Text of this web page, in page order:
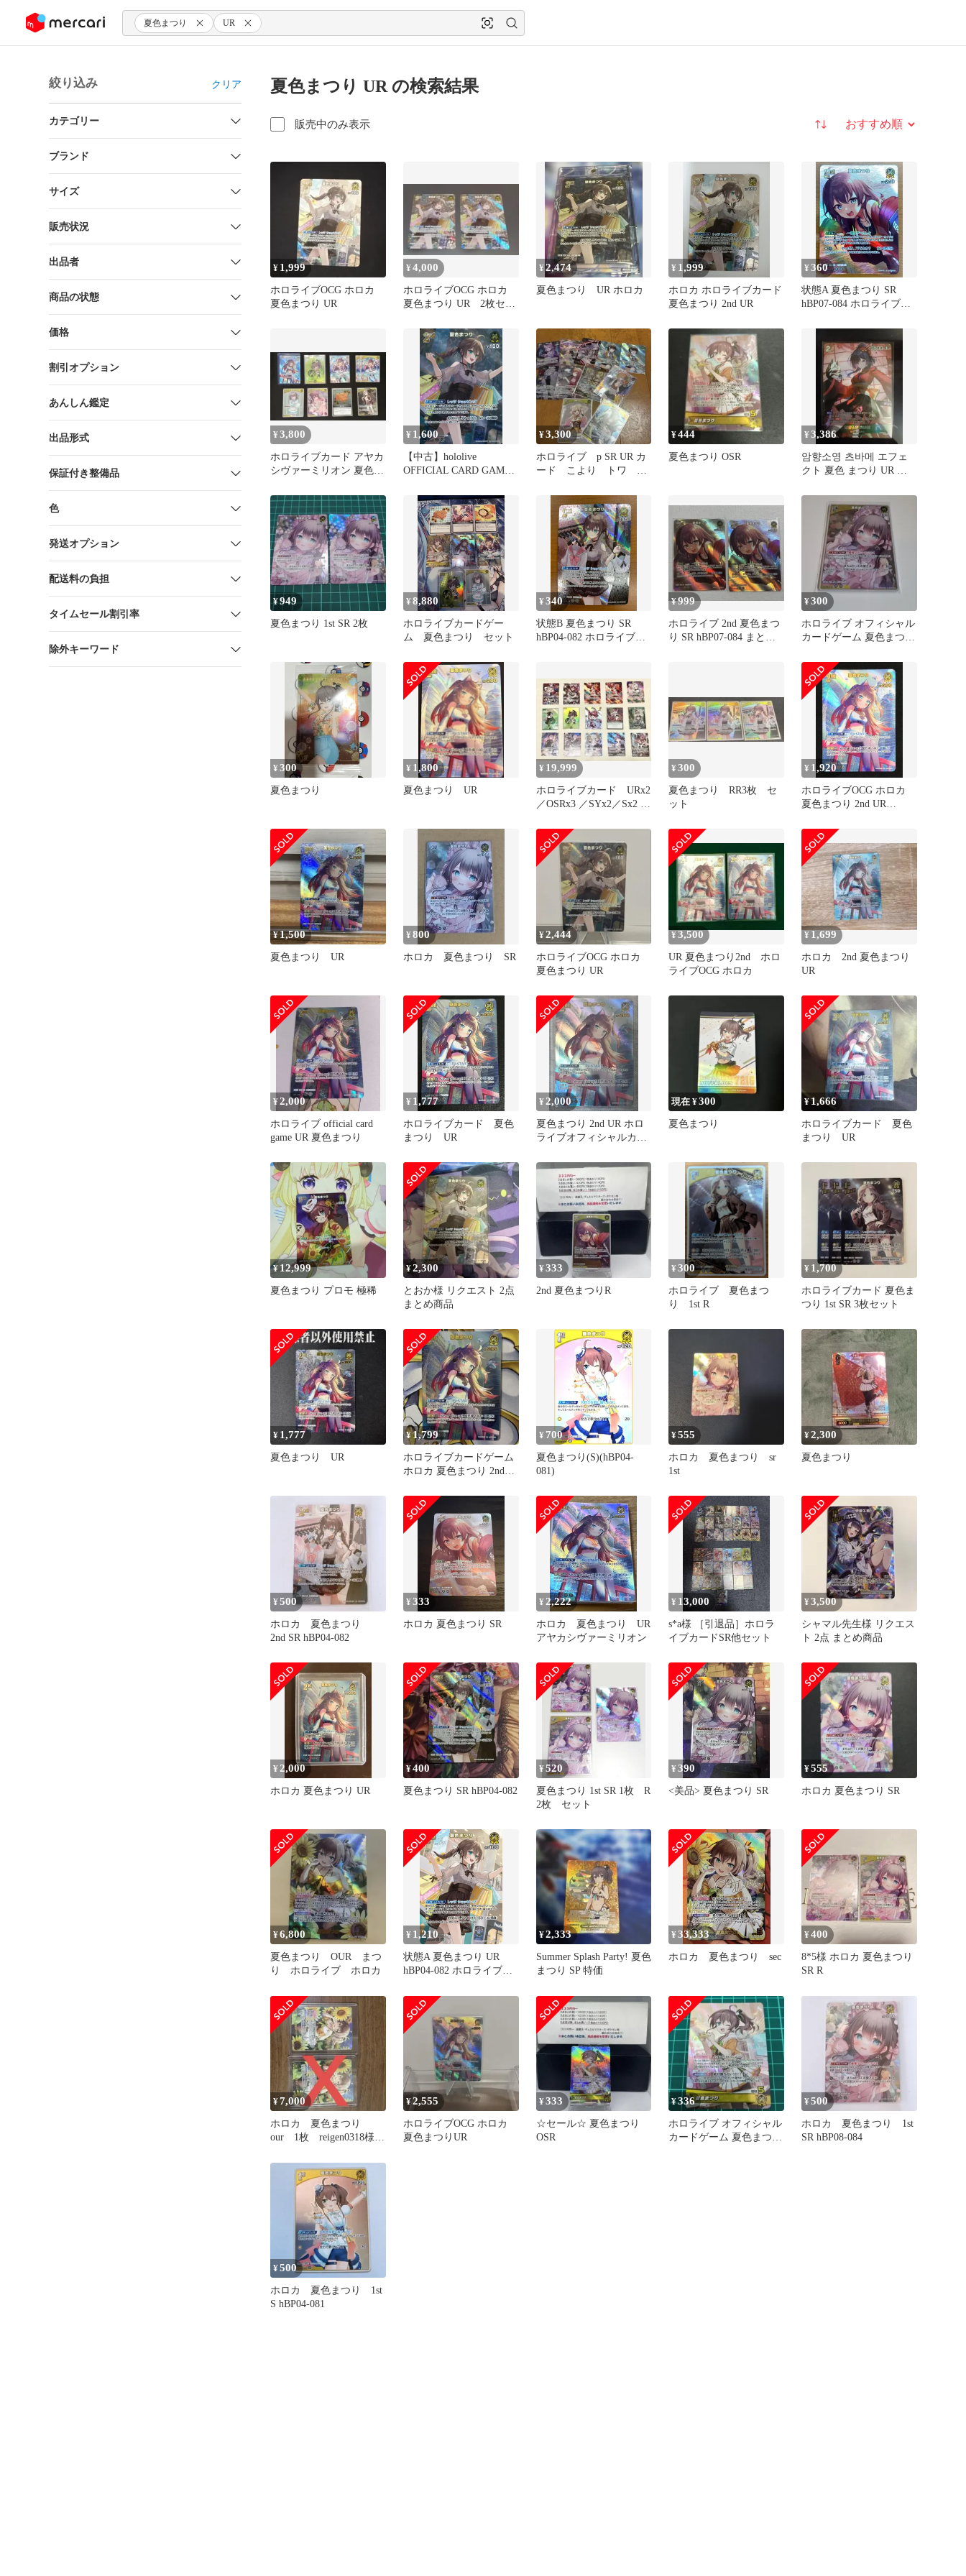
ツにスキップ 夏色まつり UR
絞り込み クリア
カテゴリー
ブランド
サイズ
販売状況
出品者
商品の状態
価格
割引オプション
あんしん鑑定
出品形式
保証付き整備品
色
発送オプション
配送料の負担
タイムセール割引率
除外キーワード
夏色まつり UR の検索結果
販売中のみ表示 並び替え
¥ 1,999
ホロライブOCG ホロカ
夏色まつり UR
¥4,000
ホロライブOCG ホロカ
夏色まつり UR 2枚セッ
¥2,474
夏色まつり UR ホロカ
¥ 1,999
ホロカ ホロライブカード
夏色まつり 2nd UR
¥360
状態A 夏色まつり SR
hBP07-084 ホロライブカ
¥3,800
ホロライブカード アヤカ
シヴァーミリオン 夏色ま
¥ 1,600
【中古】hololive
OFFICIAL CARD GAME
つり
¥3,300
ホロライブ p SR UR カ
ード こより トワ ベ
¥444
夏色まつり OSR
¥3,386
암향소영 츠바메 エフェ
クト 夏色 まつり UR カ
¥949
夏色まつり 1st SR 2枚
¥8,880
ホロライブカードゲー
ム 夏色まつり セット
¥340
状態B 夏色まつり SR
hBP04-082 ホロライブカ
¥999
ホロライブ 2nd 夏色まつ
り SR hBP07-084 まとめ
¥300
ホロライブ オフィシャル
カードゲーム 夏色まつり
¥300
夏色まつり
¥ 1,800
夏色まつり UR
¥ 19,999
ホロライブカード URx2
／OSRx3 ／SYx2／Sx2 ／
¥300
夏色まつり RR3枚 セ
ット
¥ 1,920
ホロライブOCG ホロカ
夏色まつり 2nd UR
219
¥1,500
夏色まつり UR
¥800
ホロカ 夏色まつり SR
¥2,444
ホロライブOCG ホロカ
夏色まつり UR
¥3,500
UR 夏色まつり2nd ホロ
ライブOCG ホロカ
¥ 1,699
ホロカ 2nd 夏色まつり
UR
¥2,000
ホロライブ official card
game UR 夏色まつり
¥ 1,777
ホロライブカード 夏色
まつり UR
¥ 2,000
夏色まつり 2nd UR ホロ
ライブオフィシャルカー
現在 ¥300
夏色まつり
¥1,666
ホロライブカード 夏色
まつり UR
¥ 12,999
夏色まつり プロモ 極稀
¥2,300
とおか様 リクエスト 2点
まとめ商品
¥333
2nd 夏色まつりR
¥300
ホロライブ 夏色まつ
り 1st R
¥ 1,700
ホロライブカード 夏色ま
つり 1st SR 3枚セット
¥ 1,777
夏色まつり UR
¥1,799
ホロライブカードゲーム
ホロカ 夏色まつり 2nd
¥ 700
夏色まつり(S)(hBP04-
081)
¥555
ホロカ 夏色まつり sr
1st
¥2,300
夏色まつり
¥500
ホロカ 夏色まつり
2nd SR hBP04-082
¥333
ホロカ 夏色まつり SR
¥ 2,222
ホロカ 夏色まつり UR
アヤカシヴァーミリオン
¥ 13,000
s*a様 ［引退品］ホロラ
イブカードSR他セット
¥3,500
シャマル先生様 リクエス
ト 2点 まとめ商品
¥ 2,000
ホロカ 夏色まつり UR
¥400
夏色まつり SR hBP04-082
¥520
夏色まつり 1st SR 1枚 R
2枚 セット
¥390
<美品> 夏色まつり SR
¥555
ホロカ 夏色まつり SR
¥6,800
夏色まつり OUR まつ
り ホロライブ ホロカ
¥ 1,210
状態A 夏色まつり UR
hBP04-082 ホロライブ
ーム ホロライブカードゲ
ーム
¥2,333
Summer Splash Party! 夏色
まつり SP 特価
¥33,333
ホロカ 夏色まつり sec
¥400
8*5様 ホロカ 夏色まつり
SR R
¥7,000
ホロカ 夏色まつり
our 1枚 reigen0318様専
¥2,555
ホロライブOCG ホロカ
夏色まつりUR
¥333
☆セール☆ 夏色まつり
OSR
¥336
ホロライブ オフィシャル
カードゲーム 夏色まつり
¥500
ホロカ 夏色まつり 1st
SR hBP08-084
¥500
ホロカ 夏色まつり 1st
S hBP04-081